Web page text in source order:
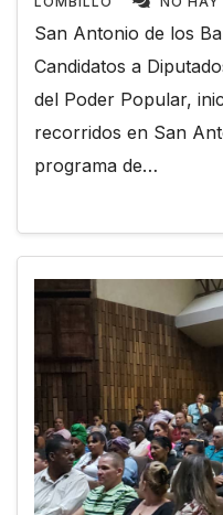
San Antonio de los
Candidatos a
del Poder Popular,
recorridos en San
programa de…